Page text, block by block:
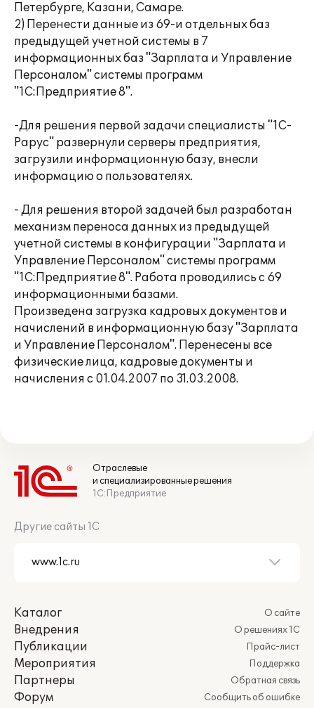
Петербурге, Казани, Самаре.
2) Перенести данные из 69-и отдельных баз
предыдущей учетной системы в 7
информационных баз "Зарплата и Управление
Персоналом" системы программ
"1С:Предприятие 8".
-Для решения первой задачи специалисты "1С-
Рарус" развернули серверы предприятия,
загрузили информационную базу, внесли
информацию о пользователях.
- Для решения второй задачей был разработан
механизм переноса данных из предыдущей
учетной системы в конфигурации "Зарплата и
Управление Персоналом" системы программ
"1С:Предприятие 8". Работа проводились с 69
информационными базами.
Произведена загрузка кадровых документов и
начислений в информационную базу "Зарплата
и Управление Персоналом". Перенесены все
физические лица, кадровые документы и
начисления с 01.04.2007 по 31.03.2008.
Отраслевые
и специализированные решения
1С:Предприятие
Другие сайты 1С
Каталог
Внедрения
Публикации
Мероприятия
Партнеры
Форум
О сайте
О решениях 1С
Прайс-лист
Поддержка
Обратная связь
Сообщить об ошибке